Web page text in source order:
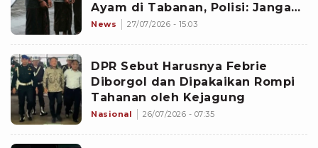
Ayam di Tabanan, Polisi: Jangan
Main Hakim Sendiri
News 27/07/2026 - 15:03
DPR Sebut Harusnya Febrie
Diborgol dan Dipakaikan Rompi
Tahanan oleh Kejagung
Nasional 26/07/2026 - 07:35